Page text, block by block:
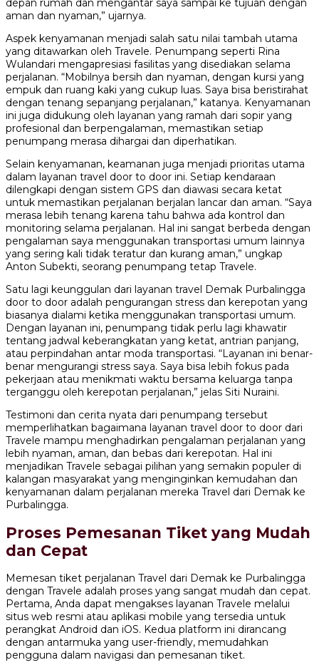
depan rumah dan mengantar saya sampai ke tujuan dengan
aman dan nyaman,” ujarnya.
Aspek kenyamanan menjadi salah satu nilai tambah utama
yang ditawarkan oleh Travele. Penumpang seperti Rina
Wulandari mengapresiasi fasilitas yang disediakan selama
perjalanan. “Mobilnya bersih dan nyaman, dengan kursi yang
empuk dan ruang kaki yang cukup luas. Saya bisa beristirahat
dengan tenang sepanjang perjalanan,” katanya. Kenyamanan
ini juga didukung oleh layanan yang ramah dari sopir yang
profesional dan berpengalaman, memastikan setiap
penumpang merasa dihargai dan diperhatikan.
Selain kenyamanan, keamanan juga menjadi prioritas utama
dalam layanan travel door to door ini. Setiap kendaraan
dilengkapi dengan sistem GPS dan diawasi secara ketat
untuk memastikan perjalanan berjalan lancar dan aman. “Saya
merasa lebih tenang karena tahu bahwa ada kontrol dan
monitoring selama perjalanan. Hal ini sangat berbeda dengan
pengalaman saya menggunakan transportasi umum lainnya
yang sering kali tidak teratur dan kurang aman,” ungkap
Anton Subekti, seorang penumpang tetap Travele.
Satu lagi keunggulan dari layanan travel Demak Purbalingga
door to door adalah pengurangan stress dan kerepotan yang
biasanya dialami ketika menggunakan transportasi umum.
Dengan layanan ini, penumpang tidak perlu lagi khawatir
tentang jadwal keberangkatan yang ketat, antrian panjang,
atau perpindahan antar moda transportasi. “Layanan ini benar-
benar mengurangi stress saya. Saya bisa lebih fokus pada
pekerjaan atau menikmati waktu bersama keluarga tanpa
terganggu oleh kerepotan perjalanan,” jelas Siti Nuraini.
Testimoni dan cerita nyata dari penumpang tersebut
memperlihatkan bagaimana layanan travel door to door dari
Travele mampu menghadirkan pengalaman perjalanan yang
lebih nyaman, aman, dan bebas dari kerepotan. Hal ini
menjadikan Travele sebagai pilihan yang semakin populer di
kalangan masyarakat yang menginginkan kemudahan dan
kenyamanan dalam perjalanan mereka Travel dari Demak ke
Purbalingga.
Proses Pemesanan Tiket yang Mudah
dan Cepat
Memesan tiket perjalanan Travel dari Demak ke Purbalingga
dengan Travele adalah proses yang sangat mudah dan cepat.
Pertama, Anda dapat mengakses layanan Travele melalui
situs web resmi atau aplikasi mobile yang tersedia untuk
perangkat Android dan iOS. Kedua platform ini dirancang
dengan antarmuka yang user-friendly, memudahkan
pengguna dalam navigasi dan pemesanan tiket.